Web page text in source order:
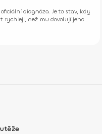
diagnóza. Je to stav, kdy
rychleji, než mu dovolují jeho